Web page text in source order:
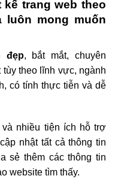
trang web theo
luôn mong muốn
đẹp, bắt mắt, chuyên
theo lĩnh vực, ngành
có tính thực tiễn và dễ
nhiều tiện ích hỗ trợ
nhật tất cả thông tin
sẻ thêm các thông tin
website tìm thấy.